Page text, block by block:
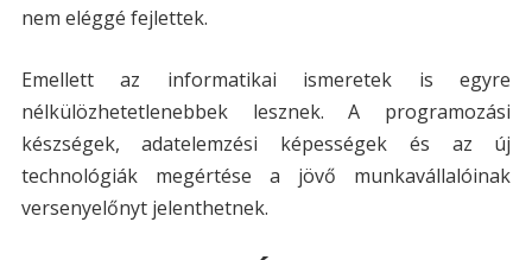
nem eléggé fejlettek.
Emellett az informatikai ismeretek is egyre
nélkülözhetetlenebbek lesznek. A programozási
készségek, adatelemzési képességek és az új
technológiák megértése a jövő munkavállalóinak
versenyelőnyt jelenthetnek.